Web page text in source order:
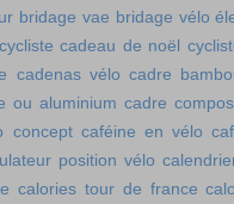
bridage vae bridage vélo
cadeau de noël
cadenas vélo cadre
ou aluminium cadre
concept caféine en vélo
position vélo
calories tour de france